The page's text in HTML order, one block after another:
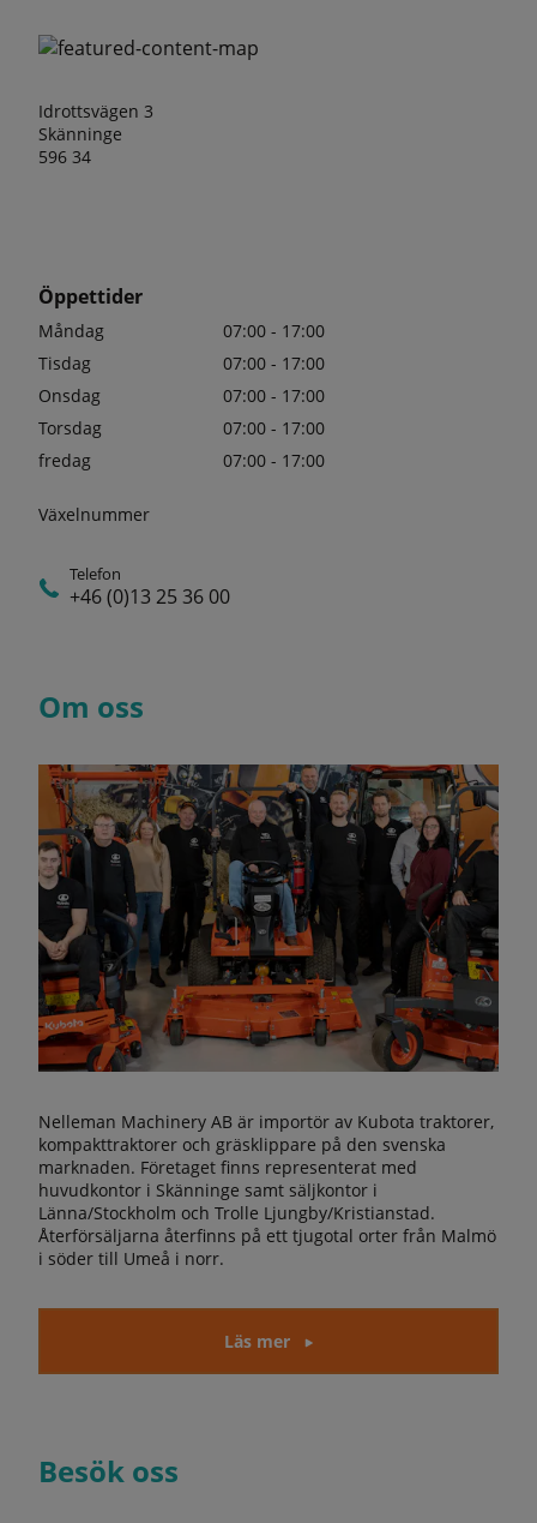
Idrottsvägen 3
Skänninge
596 34
Öppettider
Måndag
07:00 - 17:00
Tisdag
07:00 - 17:00
Onsdag
07:00 - 17:00
Torsdag
07:00 - 17:00
fredag
07:00 - 17:00
Växelnummer
Telefon
+46 (0)13 25 36 00
Om oss
Nelleman Machinery AB är importör av Kubota traktorer,
kompakttraktorer och gräsklippare på den svenska
marknaden. Företaget finns representerat med
huvudkontor i Skänninge samt säljkontor i
Länna/Stockholm och Trolle Ljungby/Kristianstad.
Återförsäljarna återfinns på ett tjugotal orter från Malmö
i söder till Umeå i norr.
Läs mer
Besök oss